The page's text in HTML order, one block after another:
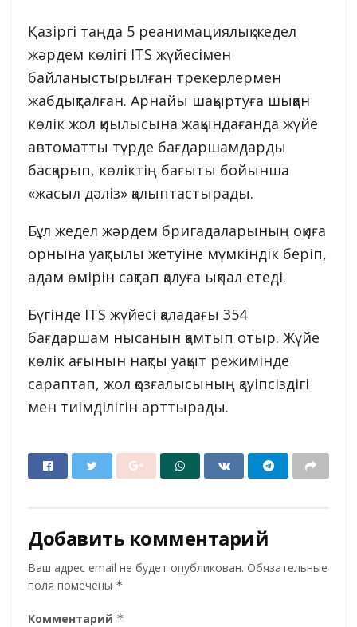
Қазіргі таңда 5 реанимациялық жедел
жәрдем көлігі ITS жүйесімен
байланыстырылған трекерлермен
жабдықталған. Арнайы шақыртуға шыққан
көлік жол қиылысына жақындағанда жүйе
автоматты түрде бағдаршамдарды
басқарып, көліктің бағыты бойынша
«жасыл дәліз» қалыптастырады.
Бұл жедел жәрдем бригадаларының оқиға
орнына уақтылы жетуіне мүмкіндік беріп,
адам өмірін сақтап қалуға ықпал етеді.
Бүгінде ITS жүйесі қаладағы 354
бағдаршам нысанын қамтып отыр. Жүйе
көлік ағынын нақты уақыт режимінде
сараптап, жол қозғалысының қауіпсіздігі
мен тиімділігін арттырады.
Добавить комментарий
Ваш адрес email не будет опубликован. Обязательные
поля помечены *
Комментарий *